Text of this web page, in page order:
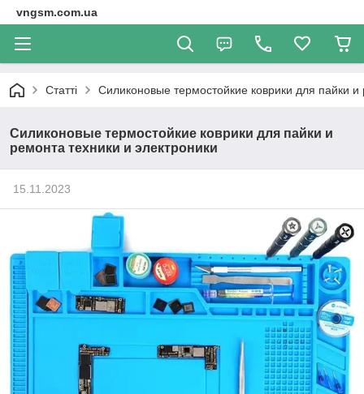
vngsm.com.ua
Статті Силиконовые термостойкие коврики для пайки и
Силиконовые термостойкие коврики для пайки и
ремонта техники и электроники
15.11.2023